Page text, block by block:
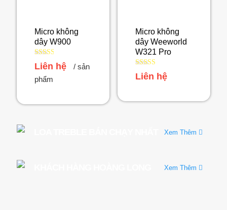
Micro không
dây W900
Được
xếp
hạng
2.51
Liên hệ
/ sản
phẩm
Micro không
dây Weeworld
W321 Pro
Được
xếp
5 sao
Liên hệ
Xem Thêm
Xem Thêm